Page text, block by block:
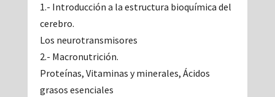
1.- Introducción a la estructura bioquímica del
cerebro.
Los neurotransmisores
2.- Macronutrición.
Proteínas, Vitaminas y minerales, Ácidos
grasos esenciales